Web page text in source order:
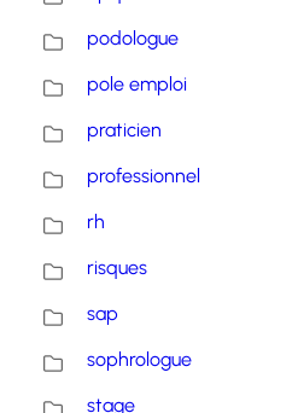
podologue
pole emploi
praticien
professionnel
rh
risques
sap
sophrologue
stage